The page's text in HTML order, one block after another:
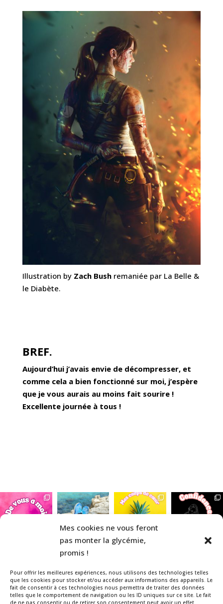
Mes cookies ne vous feront
pas monter la glycémie,
promis !
Pour offrir les meilleures expériences, nous utilisons des technologies telles
que les cookies pour stocker et/ou accéder aux informations des appareils. Le
fait de consentir à ces technologies nous permettra de traiter des données
telles que le comportement de navigation ou les ID uniques sur ce site. Le fait
de ne pas consentir ou de retirer son consentement peut avoir un effet
Illustration by Zach Bush remaniée par La Belle &
le Diabète.
BREF.
Aujourd’hui j’avais envie de décompresser, et
comme cela a bien fonctionné sur moi, j’espère
que je vous aurais au moins fait sourire !
Excellente journée à tous !
Veuillez noter que la La Belle & le